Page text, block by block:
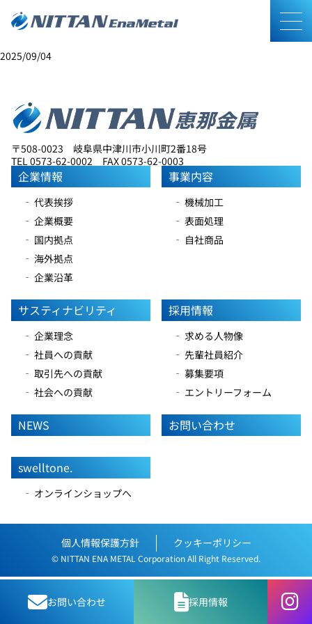
メ
T.Sさん
2025/09/04
お問い合わせ 採用情報
〒508-0023 岐阜県中津川市小川町2番18号
TEL 0573-62-0002 FAX 0573-62-0003
企業情報
‐ 代表挨拶
‐ 企業概要
‐ 国内拠点
‐ 海外拠点
‐ 企業沿革
事業内容
‐ 機械加工
‐ 表面処理
‐ 自社商品
サスティナビリティ
‐ 企業理念
‐ 社員への貢献
‐ 取引先への貢献
‐ 社会への貢献
採用情報
‐ 求める人物像
‐ 先輩社員紹介
‐ 募集要項
‐ エントリーフォーム
NEWS お問い合わせ
swelltone.
‐ オンラインショップへ
個人情報保護方針 クッキーポリシー
© NITTAN ENA METAL Corporation All Right Reserved.